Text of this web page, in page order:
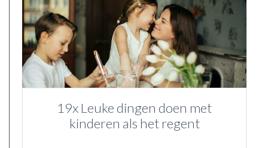
19x Leuke dingen doen met
kinderen als het regent